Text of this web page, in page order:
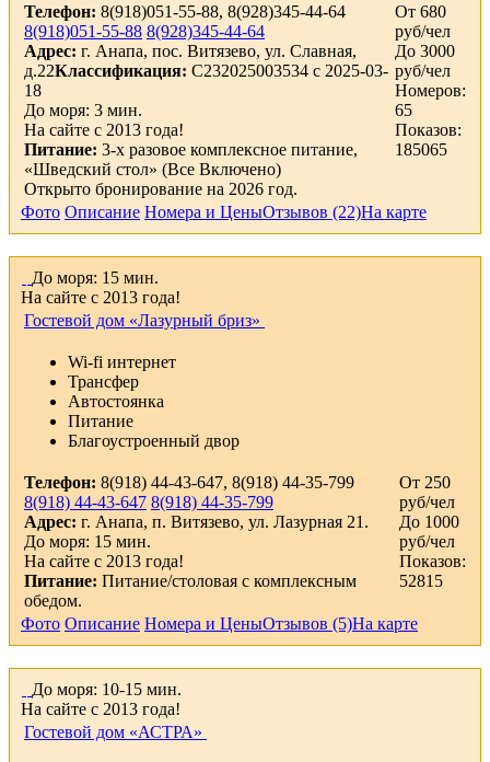
Телефон: 8(918)051-55-88, 8(928)345-44-64
8(918)051-55-88 8(928)345-44-64
Адрес: г. Анапа, пос. Витязево, ул. Славная,
д.22Классификация: С232025003534 с 2025-03-
18
До моря: 3 мин.
На сайте с 2013 года!
Питание: 3-х разовое комплексное питание,
«Шведский стол» (Все Включено)
Открыто бронирование на 2026 год.
От 680
руб/чел
До 3000
руб/чел
Номеров:
65
Показов:
185065
Фото Описание Номера и ЦеныОтзывов (22)На карте
До моря: 15 мин.
На сайте с 2013 года!
Гостевой дом «Лазурный бриз»
Wi-fi интернет
Трансфер
Автостоянка
Питание
Благоустроенный двор
Телефон: 8(918) 44-43-647, 8(918) 44-35-799
8(918) 44-43-647 8(918) 44-35-799
Адрес: г. Анапа, п. Витязево, ул. Лазурная 21.
До моря: 15 мин.
На сайте с 2013 года!
Питание: Питание/столовая с комплексным
обедом.
От 250
руб/чел
До 1000
руб/чел
Показов:
52815
Фото Описание Номера и ЦеныОтзывов (5)На карте
До моря: 10-15 мин.
На сайте с 2013 года!
Гостевой дом «АСТРА»